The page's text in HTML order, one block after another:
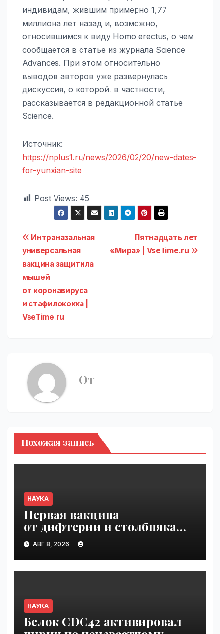
индивидам, жившим примерно 1,77
миллиона лет назад и, возможно,
относившимся к виду Homo erectus, о чем
сообщается в статье из журнала Science
Advances. При этом относительно
выводов авторов уже развернулась
дискуссия, о которой, в частности,
рассказывается в редакционной статье
Science.
Источник:
https://nplus1.ru/news/2026/02/20/new-dates-
for-yunxian-site
Post Views: 45
Навигация
по
записям
Пятнадцать лет
«Мира» | VseTime.ru
Интраназальная
универсальная
вакцина защитила
мышей
от коронавируса
и стафилококка |
VseTime.ru
От
Похожая запись
НАУКА
Первая вакцина
от дифтерии и столбняка
с хранением без
холодильника прошла
первую фазу испытаний |
VseTime.ru
АВГ 8, 2026
НАУКА
Белок CDC42 активировал